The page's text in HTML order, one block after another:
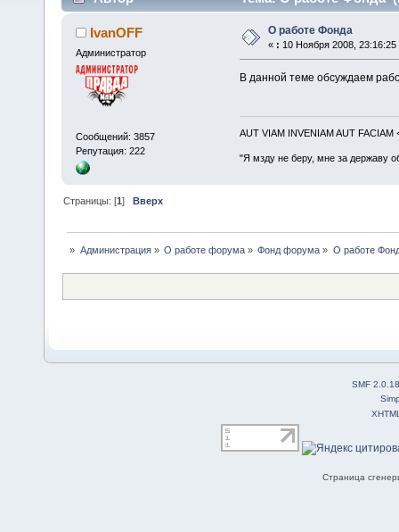
IvanOFF
Администратор
Сообщений: 3857
Репутация: 222
О работе Фонда
« : 10 Ноября 2008, 23:16:25
В данной теме обсуждаем
AUT VIAM INVENIAM AUT FACIAM
"Я мзду не беру, мне за державу
Страницы: [1]Вверх
» Администрация» О работе форума» Фонд форума » О работе
SMF 2.0.18
Страница